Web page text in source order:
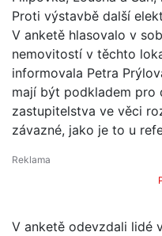
Proti výstavbě další
V anketě hlasovalo v
nemovitostí v těchto
informovala Petra
mají být podkladem pro
zastupitelstva ve věci
závazné, jako je to u
V anketě odevzdali lidé